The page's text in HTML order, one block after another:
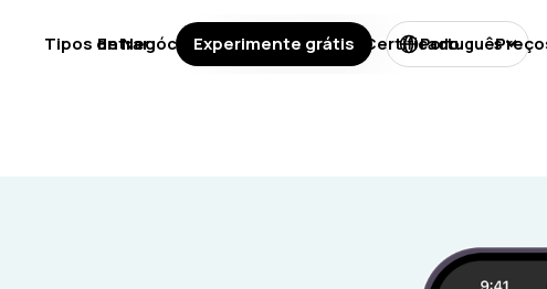
Tipos de Negócios Licenças Certificado
Entrar Experimente grátis Português